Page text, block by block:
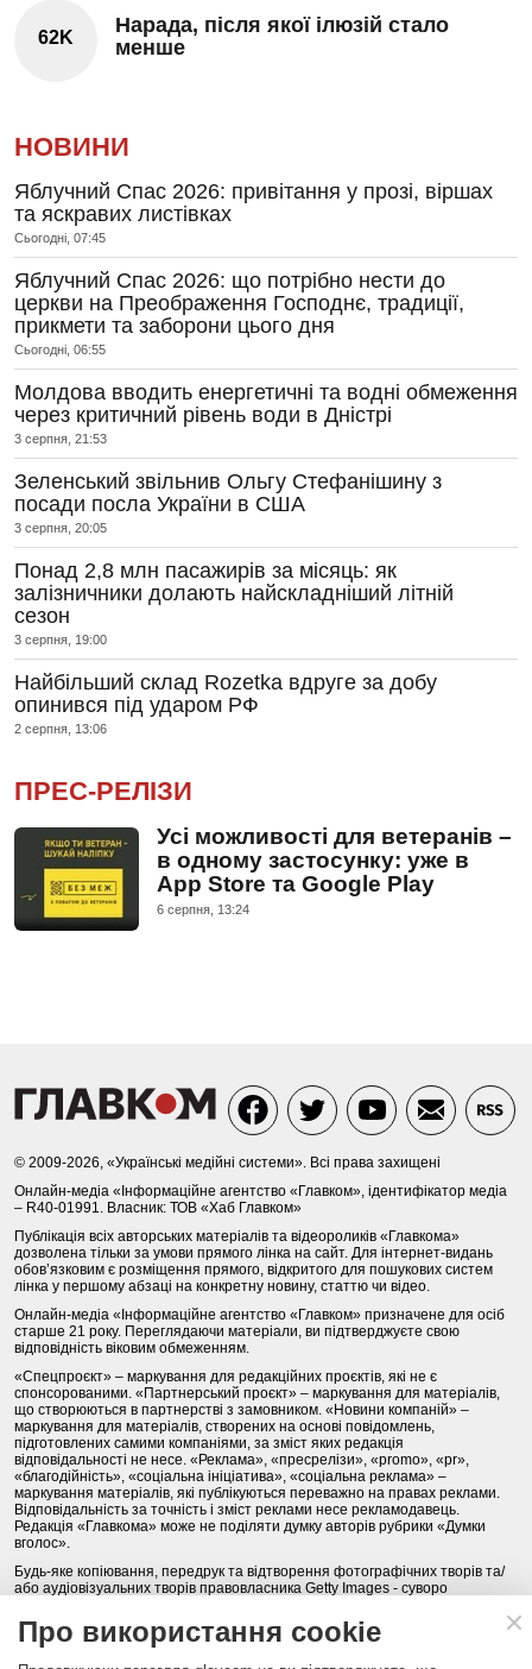
62K
Нарада, після якої ілюзій стало
менше
НОВИНИ
Яблучний Спас 2026: привітання у прозі, віршах
та яскравих листівках
Сьогодні, 07:45
Яблучний Спас 2026: що потрібно нести до
церкви на Преображення Господнє, традиції,
прикмети та заборони цього дня
Сьогодні, 06:55
Молдова вводить енергетичні та водні обмеження
через критичний рівень води в Дністрі
3 серпня, 21:53
Зеленський звільнив Ольгу Стефанішину з
посади посла України в США
3 серпня, 20:05
Понад 2,8 млн пасажирів за місяць: як
залізничники долають найскладніший літній
сезон
3 серпня, 19:00
Найбільший склад Rozetka вдруге за добу
опинився під ударом РФ
2 серпня, 13:06
ПРЕС-РЕЛІЗИ
Усі можливості для ветеранів –
в одному застосунку: уже в
App Store та Google Play
6 серпня, 13:24
© 2009-2026, «Українські медійні системи». Всі права захищені
Онлайн-медіа «Інформаційне агентство «Главком», ідентифікатор медіа
– R40-01991. Власник: ТОВ «Хаб Главком»
Публікація всіх авторських матеріалів та відеороликів «Главкома»
дозволена тільки за умови прямого лінка на сайт. Для інтернет-видань
обов’язковим є розміщення прямого, відкритого для пошукових систем
лінка у першому абзаці на конкретну новину, статтю чи відео.
Онлайн-медіа «Інформаційне агентство «Главком» призначене для осіб
старше 21 року. Переглядаючи матеріали, ви підтверджуєте свою
відповідність віковим обмеженням.
«Спецпроєкт» – маркування для редакційних проєктів, які не є
спонсорованими. «Партнерський проєкт» – маркування для матеріалів,
що створюються в партнерстві з замовником. «Новини компаній» –
маркування для матеріалів, створених на основі повідомлень,
підготовлених самими компаніями, за зміст яких редакція
відповідальності не несе. «Реклама», «пресрелізи», «promo», «pr»,
«благодійність», «соціальна ініціатива», «соціальна реклама» –
маркування матеріалів, які публікуються переважно на правах реклами.
Відповідальність за точність і зміст реклами несе рекламодавець.
Редакція «Главкома» може не поділяти думку авторів рубрики «Думки
вголос».
Будь-яке копіювання, передрук та відтворення фотографічних творів та/
або аудіовізуальних творів правовласника Getty Images - суворо
Політика конфіденційності (Privacy Policy). Правила сайту
Про використання cookie